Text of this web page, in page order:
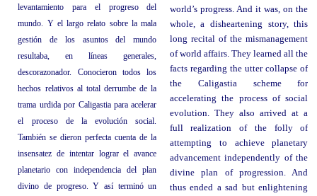
levantamiento para el progreso del
mundo. Y el largo relato sobre la mala
gestión de los asuntos del mundo
resultaba, en líneas generales,
descorazonador. Conocieron todos los
hechos relativos al total derrumbe de la
trama urdida por Caligastia para acelerar
el proceso de la evolución social.
También se dieron perfecta cuenta de la
insensatez de intentar lograr el avance
planetario con independencia del plan
divino de progreso. Y así terminó un
world’s progress. And it was, on the
whole, a disheartening story, this
long recital of the mismanagement
of world affairs. They learned all the
facts regarding the utter collapse of
the Caligastia scheme for
accelerating the process of social
evolution. They also arrived at a
full realization of the folly of
attempting to achieve planetary
advancement independently of the
divine plan of progression. And
thus ended a sad but enlightening